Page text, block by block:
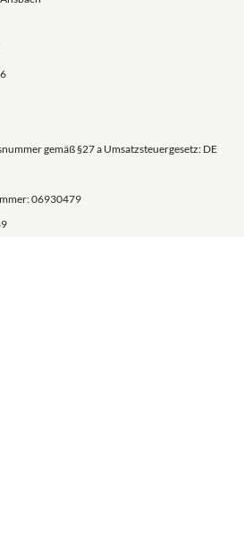
gemäß §27 a Umsatzsteuergesetz: DE
06930479